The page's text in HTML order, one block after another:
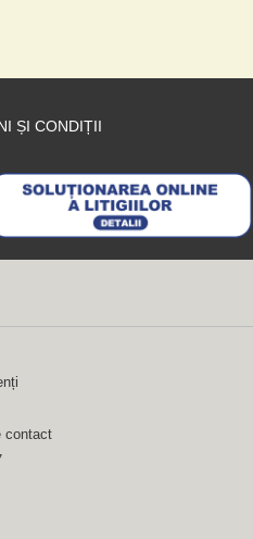
ȘI CONDIȚII
contact